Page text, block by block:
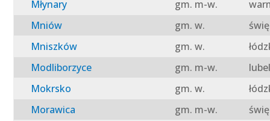
Młynary
gm. m-w.
Mniów
gm. w.
Mniszków
gm. w.
Modliborzyce
gm. m-w.
Mokrsko
gm. w.
Morawica
gm. m-w.